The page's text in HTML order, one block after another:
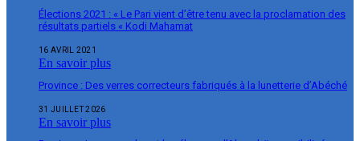
Élections 2021 : « Le Pari vient d’être tenu avec la proclamation des
résultats partiels « Kodi Mahamat
16 AVRIL 2021
En savoir plus
Province : Des verres correcteurs fabriqués à la lunetterie d’Abéché
31 JUILLET 2026
En savoir plus